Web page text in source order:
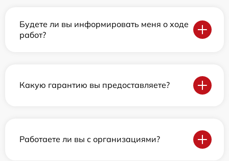
Будете ли вы информировать меня о ходе
работ?
Какую гарантию вы предоставляете?
Работаете ли вы с организациями?